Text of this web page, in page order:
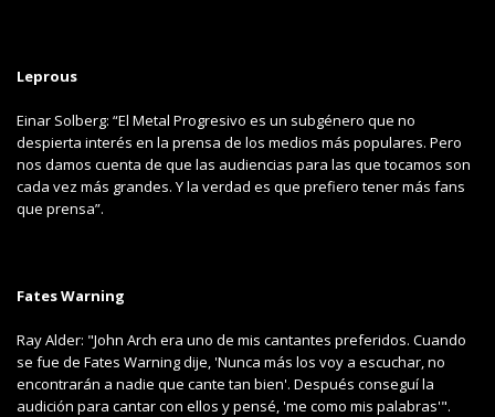
Leprous
Einar Solberg: “El Metal Progresivo es un subgénero que no
despierta interés en la prensa de los medios más populares. Pero
nos damos cuenta de que las audiencias para las que tocamos son
cada vez más grandes. Y la verdad es que prefiero tener más fans
que prensa”.
Fates Warning
Ray Alder: "John Arch era uno de mis cantantes preferidos. Cuando
se fue de Fates Warning dije, 'Nunca más los voy a escuchar, no
encontrarán a nadie que cante tan bien'. Después conseguí la
audición para cantar con ellos y pensé, 'me como mis palabras'".